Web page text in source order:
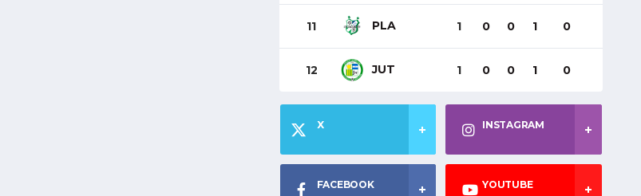
11 PLA 1 0 0 1 0
12 JUT 1 0 0 1 0
X INSTAGRAM
FACEBOOK YOUTUBE